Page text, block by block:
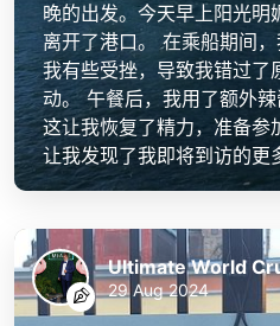
晚的出发。今天早上阳光明
离开了港口。 在乘船期间
我有些受挫，导致我错过了
动。 午餐后，我用了额外辣
这让我恢复了精力，准备参
让我发现了我即将到访的更
29 Aug 2024